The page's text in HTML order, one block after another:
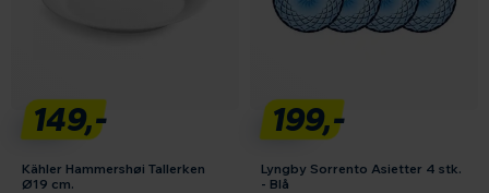
149,-
Kähler Hammershøi Tallerken
Ø19 cm.
199,-
Lyngby Sorrento Asietter 4 stk.
- Blå